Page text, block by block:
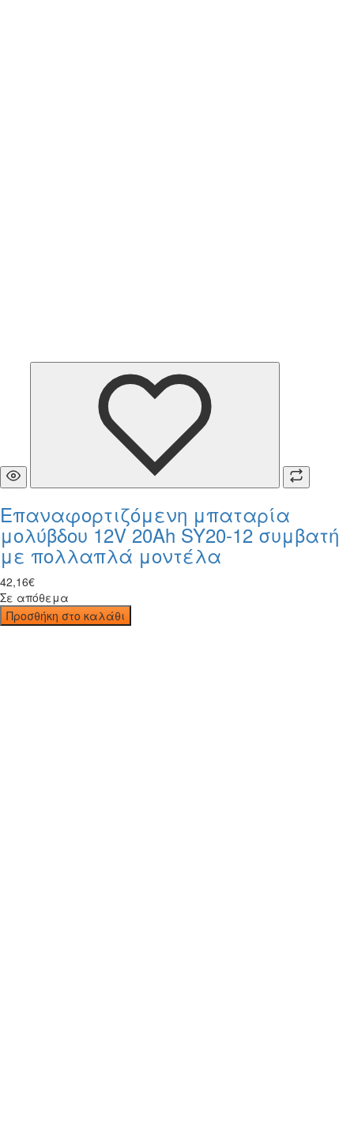
Επαναφορτιζόμενη μπαταρία
μολύβδου 12V 20Ah SY20-12 συμβατή
με πολλαπλά μοντέλα
42,16€
Σε απόθεμα
Προσθήκη στο καλάθι